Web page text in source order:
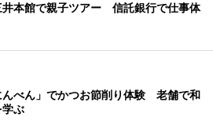
井本館で親子ツアー 信託銀行で仕事体
んべん」でかつお節削り体験 老舗で和
ぶ